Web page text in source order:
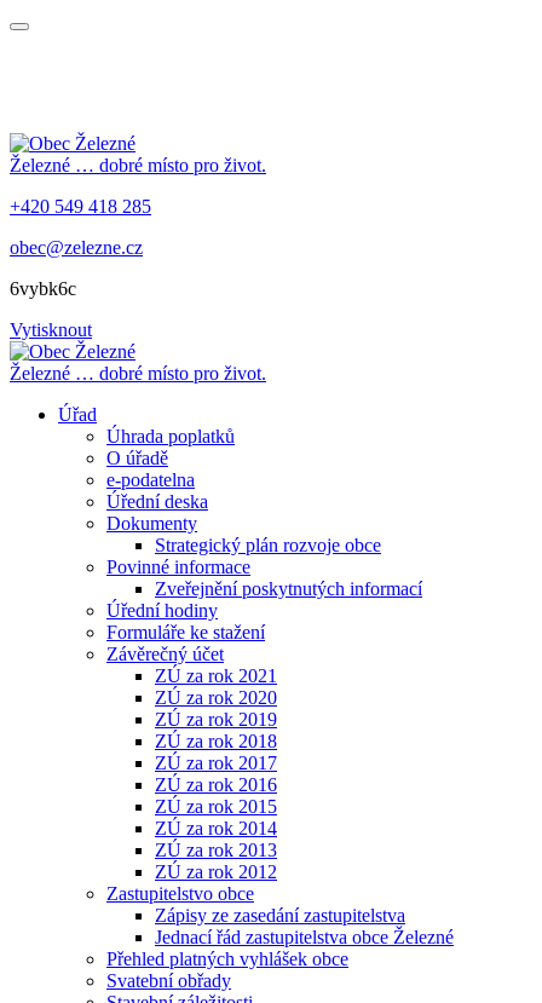
Železné … dobré místo pro život.
+420 549 418 285
obec@zelezne.cz
6vybk6c
Vytisknout
Železné … dobré místo pro život.
Úřad
Úhrada poplatků
O úřadě
e-podatelna
Úřední deska
Dokumenty
Strategický plán rozvoje obce
Povinné informace
Zveřejnění poskytnutých informací
Úřední hodiny
Formuláře ke stažení
Závěrečný účet
ZÚ za rok 2021
ZÚ za rok 2020
ZÚ za rok 2019
ZÚ za rok 2018
ZÚ za rok 2017
ZÚ za rok 2016
ZÚ za rok 2015
ZÚ za rok 2014
ZÚ za rok 2013
ZÚ za rok 2012
Zastupitelstvo obce
Zápisy ze zasedání zastupitelstva
Jednací řád zastupitelstva obce Železné
Přehled platných vyhlášek obce
Svatební obřady